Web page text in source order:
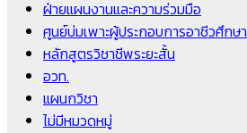
ฝ่ายแผนงานและความร่วมมือ
ศูนย์บ่มเพาะผู้ประกอบการอาชีวศึกษา
หลักสูตรวิชาชีพระยะสั้น
อวท.
แผนกวิชา
ไม่มีหมวดหมู่